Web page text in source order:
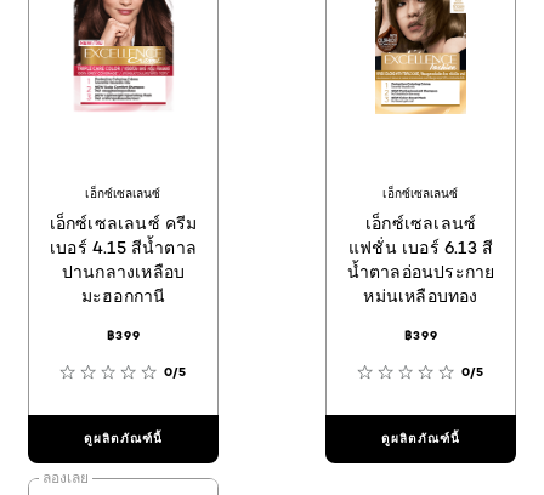
เอ็กซ์เซลเลนซ์
เอ็กซ์เซลเลนซ์ ครีม
เบอร์ 4.15 สีน้ำตาล
ปานกลางเหลือบ
มะฮอกกานี
฿399
0/5
ดูผลิตภัณฑ์นี้
เอ็กซ์เซลเลนซ์
เอ็กซ์เซลเลนซ์
แฟชั่น เบอร์ 6.13 สี
น้ำตาลอ่อนประกาย
หม่นเหลือบทอง
฿399
0/5
ดูผลิตภัณฑ์นี้
ลองเลย